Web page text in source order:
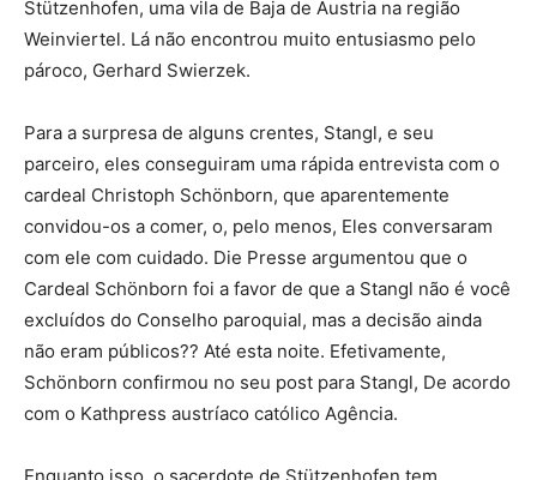
Stützenhofen, uma vila de Baja de Áustria na região
Weinviertel. Lá não encontrou muito entusiasmo pelo
pároco, Gerhard Swierzek.
Para a surpresa de alguns crentes, Stangl, e seu
parceiro, eles conseguiram uma rápida entrevista com o
cardeal Christoph Schönborn, que aparentemente
convidou-os a comer, o, pelo menos, Eles conversaram
com ele com cuidado. Die Presse argumentou que o
Cardeal Schönborn foi a favor de que a Stangl não é você
excluídos do Conselho paroquial, mas a decisão ainda
não eram públicos?? Até esta noite. Efetivamente,
Schönborn confirmou no seu post para Stangl, De acordo
com o Kathpress austríaco católico Agência.